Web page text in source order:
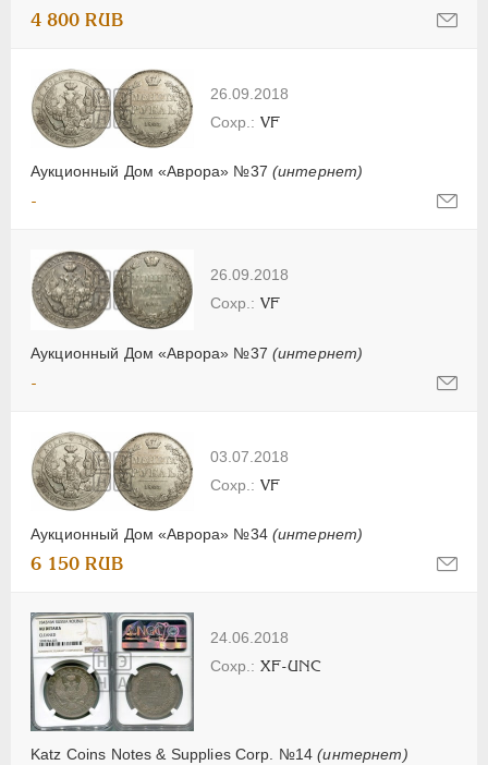
4 800 RUB
26.09.2018
Аукционный Дом «Аврора» №37 (интернет)
VF
-
26.09.2018
Аукционный Дом «Аврора» №37 (интернет)
VF
-
03.07.2018
Аукционный Дом «Аврора» №34 (интернет)
VF
6 150 RUB
24.06.2018
Katz Coins Notes & Supplies Corp. №14(интернет)
XF-UNC